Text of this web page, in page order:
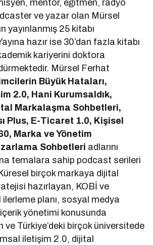
mentor, eğitmen, radyo
ve yazar olan Mürsel
yayınlanmış 25 kitabı
hazır ise 30’dan fazla kitabı
kariyerini doktora
Mürsel Ferhat
Büyük Hataları,
2.0, Hani Kurumsaldık,
Markalaşma Sohbetleri,
Plus, E-Ticaret 1.0, Kişisel
Marka ve Yönetim
Sohbetleri adlarını
temalara sahip podcast serileri
birçok markaya dijital
hazırlayan, KOBİ ve
planı, sosyal medya
yönetimi konusunda
ve Türkiye’deki birçok üniversitede
iletişim 2.0, dijital